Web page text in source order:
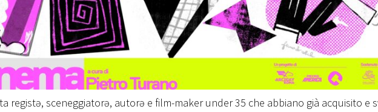
registə, sceneggiatorə, autorə e film-maker under 35 che abbiano già acquisito e